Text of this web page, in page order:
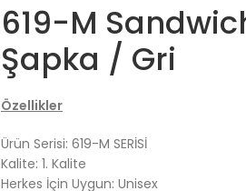
619-M
Şapka / Gri
Özellikler
Ürün Serisi: 619-M SERİSİ
Kalite: 1. Kalite
Herkes İçin Uygun: Unisex